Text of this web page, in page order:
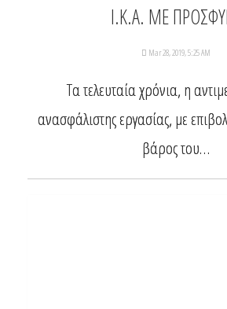
Ι.Κ.Α. ΜΕ
Mar 28, 2019, 5:25 AM
Τα τελευταία χρόνια, η
ανασφάλιστης εργασίας, με
βάρος του…